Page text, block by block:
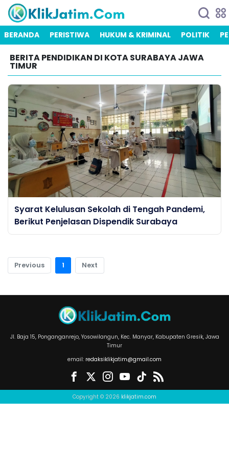
BERANDA PERISTIWA HUKUM & KRIMINAL POLITIK
BERITA PENDIDIKAN DI KOTA SURABAYA JAWA
TIMUR
Syarat Kelulusan Sekolah di Tengah Pandemi,
Berikut Penjelasan Dispendik Surabaya
Previous 1 Next
Jl. Baja 15, Ponganganrejo, Yosowilangun, Kec. Manyar, Kabupaten Gresik, Jawa
Timur
email: redaksiklikjatim@gmail.com
Copyright © 2026 klikjatim.com